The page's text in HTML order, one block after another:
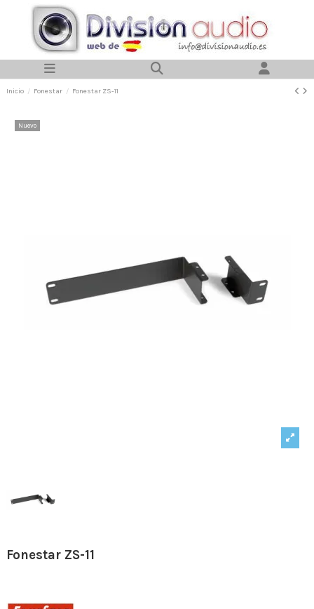
Inicio Fonestar Fonestar ZS-11
Nuevo
Fonestar ZS-11